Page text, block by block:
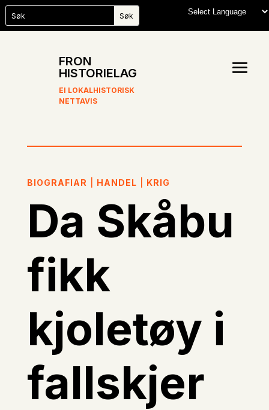
FRON
HISTORIELAG
EI LOKALHISTORISK
NETTAVIS
BIOGRAFIAR HANDEL KRIG
Da Skåbu
fikk
kjoletøy i
fallskjer